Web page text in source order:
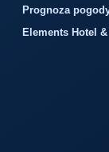
Prognoza
Elements Hotel